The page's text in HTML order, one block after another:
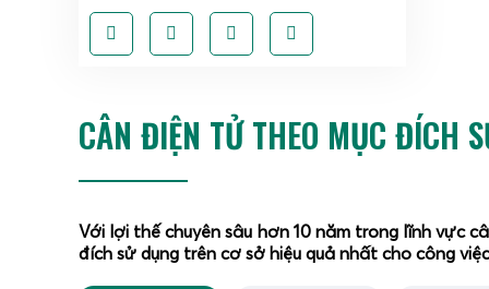
CÂN ĐIỆN TỬ THEO MỤC ĐÍCH
Với lợi thế chuyên sâu hơn 10 năm trong lĩnh vực
đích sử dụng trên cơ sở hiệu quả nhất cho công